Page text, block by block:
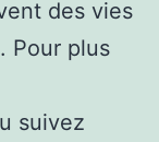
des vies
Pour plus
suivez